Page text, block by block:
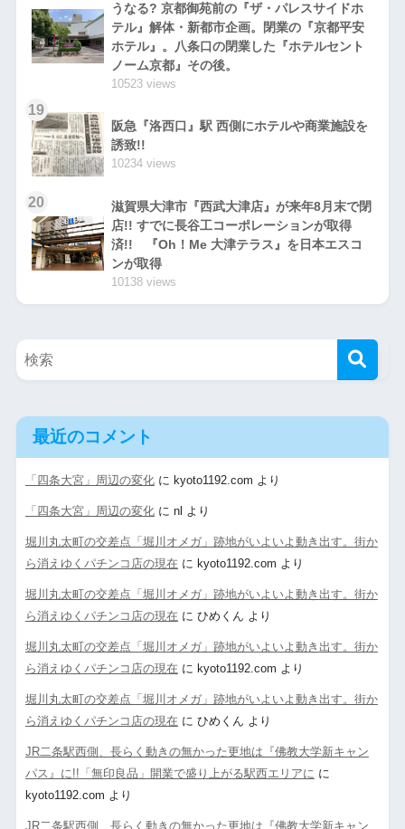
うなる? 京都御苑前の『ザ・パレスサイドホ
テル』解体・新都市企画。閉業の『京都平安
ホテル』。八条口の閉業した『ホテルセント
ノーム京都』その後。
10523 views
19
阪急『洛西口』駅 西側にホテルや商業施設を
誘致!!
10234 views
20
滋賀県大津市『西武大津店』が来年8月末で閉
店!! すでに長谷工コーポレーションが取得
済!! 『Oh！Me 大津テラス』を日本エスコ
ンが取得
10138 views
最近のコメント
「四条大宮」周辺の変化に kyoto1192.com より
「四条大宮」周辺の変化に nl より
堀川丸太町の交差点「堀川オメガ」跡地がいよいよ動き出す。街か
ら消えゆくパチンコ店の現在 に kyoto1192.com より
堀川丸太町の交差点「堀川オメガ」跡地がいよいよ動き出す。街か
ら消えゆくパチンコ店の現在 に ひめくん より
堀川丸太町の交差点「堀川オメガ」跡地がいよいよ動き出す。街か
ら消えゆくパチンコ店の現在 に kyoto1192.com より
堀川丸太町の交差点「堀川オメガ」跡地がいよいよ動き出す。街か
ら消えゆくパチンコ店の現在 に ひめくん より
JR二条駅西側、長らく動きの無かった更地は『佛教大学新キャン
パス』に!!「無印良品」開業で盛り上がる駅西エリアに に
kyoto1192.com より
JR二条駅西側、長らく動きの無かった更地は『佛教大学新キャン